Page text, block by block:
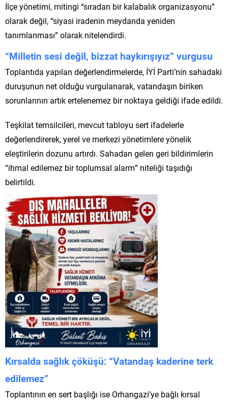
İlçe yönetimi, mitingi “sıradan bir kalabalık organizasyonu”
olarak değil, “siyasi iradenin meydanda yeniden
tanımlanması” olarak nitelendirdi.
“Milletin sesi değil, bizzat haykırışıyız” vurgusu
Toplantıda yapılan değerlendirmelerde, İYİ Parti’nin sahadaki
duruşunun net olduğu vurgulanarak, vatandaşın biriken
sorunlarının artık ertelenemez bir noktaya geldiği ifade edildi.
Teşkilat temsilcileri, mevcut tabloyu sert ifadelerle
değerlendirerek, yerel ve merkezi yönetimlere yönelik
eleştirilerin dozunu artırdı. Sahadan gelen geri bildirimlerin
“ihmal edilemez bir toplumsal alarm” niteliği taşıdığı
belirtildi.
Kırsalda sağlık çöküşü: “Vatandaş kaderine terk
edilemez”
Toplantının en sert başlığı ise Orhangazi’ye bağlı kırsal